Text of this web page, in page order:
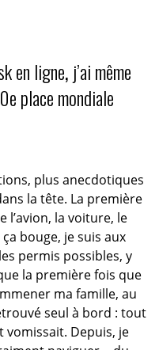
en ligne, j’ai même
place mondiale
plus anecdotiques
la tête. La première
l’avion, la voiture, le
bouge, je suis aux
permis possibles, y
la première fois que
ma famille, au
seul à bord : tout
vomissait. Depuis, je